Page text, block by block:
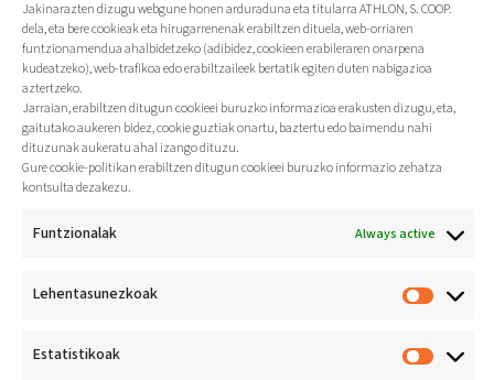
Jakinarazten dizugu webgune honen arduraduna eta titularra ATHLON, S. COOP.
dela, eta bere cookieak eta hirugarrenenak erabiltzen dituela, web-orriaren
funtzionamendua ahalbidetzeko (adibidez, cookieen erabileraren onarpena
kudeatzeko), web-trafikoa edo erabiltzaileek bertatik egiten duten nabigazioa
aztertzeko.
Jarraian, erabiltzen ditugun cookieei buruzko informazioa erakusten dizugu, eta,
gaitutako aukeren bidez, cookie guztiak onartu, baztertu edo baimendu nahi
dituzunak aukeratu ahal izango dituzu.
Gure cookie-politikan erabiltzen ditugun cookieei buruzko informazio zehatza
kontsulta dezakezu.
Funtzionalak Always active
Lehentasunezkoak
Estatistikoak
650b-que-se-han-dejado-ver
ohitura
osasungarri gisa